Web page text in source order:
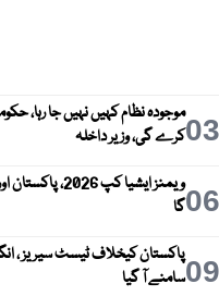
03موجودہ نظام کہیں نہیں جا رہا،
کرے گی، وزیر داخلہ
06
ویمنز ایشیا کپ
گا
09سامنے آ گیا